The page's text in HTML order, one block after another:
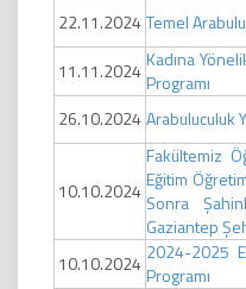
22.11.2024 Temel
11.11.2024 Kadına
Programı
26.10.2024 Arabuluculuk
10.10.2024
Fakültemiz
Eğitim
Sonra
Gaziantep
10.10.2024 2024-2025
Programı